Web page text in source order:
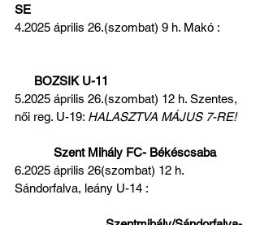
SE
4.2025 április 26.(szombat) 9 h. Makó :
BOZSIK U-11
5.2025 április 26.(szombat) 12 h. Szentes,
női reg. U-19: HALASZTVA MÁJUS 7-RE!
Szent Mihály FC- Békéscsaba
6.2025 április 26(szombat) 12 h.
Sándorfalva, leány U-14 :